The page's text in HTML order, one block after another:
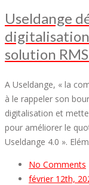
Useldange
solution
A Useldange, « la
à le rappeler son
digitalisation et
pour améliorer le
Useldange 4.0 ».
No Comments
février 12th,